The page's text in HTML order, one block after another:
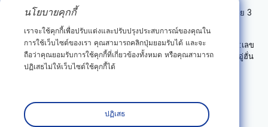
ศูนย์นวัตกรรมชีววิทยาสังเคราะห์อู่ฮั่น เลขที่ 89 ถนนเกาเค่อหยวนสาย 3
เขตพัฒนาสินเชื่อเทคโนโลยีใหม่ตงหู อู่ฮั่น มณฑลหูเป่ย์
หรืออาจเขียนแบบมีลำดับที่อยู่ตามแบบไทย (จากเล็กไปใหญ่) ได้เป็น:เลข
ที่ 89 ถนนเกาเค่อหยวนสาย 3 เขตพัฒนาสินเชื่อเทคโนโลยีใหม่ตงหู อู่ฮั่น
มณฑลหูเป่ย์ ศูนย์นวัตกรรมชีววิทยาสังเคราะห์อู่ฮั่น
สมัครสมาชิก
นโยบายคุกกี้
เราจะใช้คุกกี้เพื่อปรับแต่งและปรับปรุงประสบการณ์ของคุณใน
การใช้เว็บไซต์ของเรา คุณสามารถคลิกปุ่มยอมรับได้ และจะ
ถือว่าคุณยอมรับการใช้คุกกี้ที่เกี่ยวข้องทั้งหมด หรือคุณสามารถ
ปฏิเสธไม่ให้เว็บไซต์ใช้คุกกี้ได้
ปฏิเสธ